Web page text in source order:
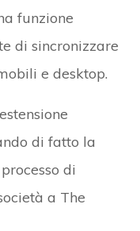
funzione
di sincronizzare
e desktop.
di fatto la
di
a The